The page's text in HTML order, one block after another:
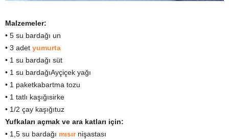
Malzemeler:
• 5 su bardağı un
• 3 adet yumurta
• 1 su bardağı süt
• 1 su bardağıAyçiçek yağı
• 1 paketkabartma tozu
• 1 tatlı kaşığısirke
• 1/2 çay kaşığıtuz
Yufkaları açmak ve ara katları için:
• 1,5 su bardağı mısır nişastası